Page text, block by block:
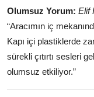
Olumsuz Yorum: Elif
“Aracımın iç
Kapı içi plastiklerde
sürekli çıtırtı sesleri
olumsuz etkiliyor.”